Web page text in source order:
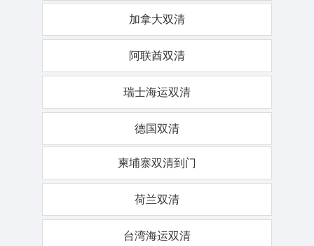
加拿大双清
阿联酋双清
瑞士海运双清
德国双清
柬埔寨双清到门
荷兰双清
台湾海运双清